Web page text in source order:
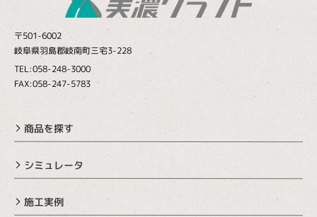
〒501-6002
岐阜県羽島郡岐南町三宅3-228
TEL:058-248-3000
FAX:058-247-5783
商品を探す
シミュレータ
施工実例